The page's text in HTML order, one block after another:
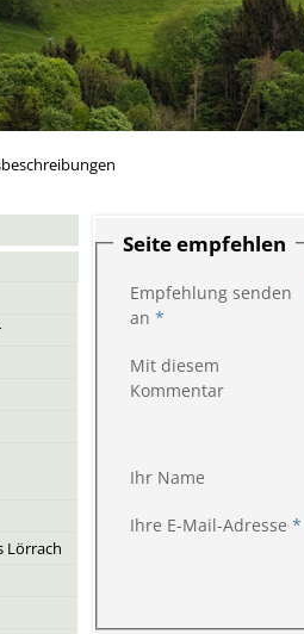
Lörrach
Seite empfehlen
Empfehlung senden
an *
Mit diesem
Kommentar
Ihr Name
Ihre E-Mail-Adresse *